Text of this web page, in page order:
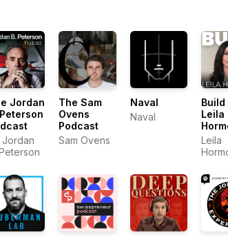
Jordan
Jordan
The Sam
Ovens
Podcast
Sam Ovens
Naval
Naval
Leila
Leila